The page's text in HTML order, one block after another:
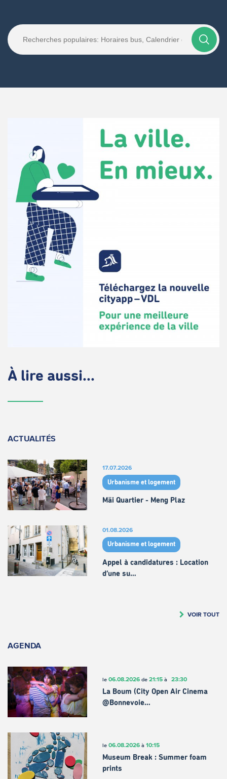
À lire aussi...
ACTUALITÉS
17.07.2026
Urbanisme et logement
Mäi Quartier - Meng Plaz
01.08.2026
Urbanisme et logement
Appel à candidatures : Location
d’une su…
VOIR TOUT
AGENDA
le 06.08.2026de 21:15à 23:30
La Boum (City Open Air Cinema
@Bonnevoie…
le 06.08.2026à 10:15
Museum Break : Summer foam
prints